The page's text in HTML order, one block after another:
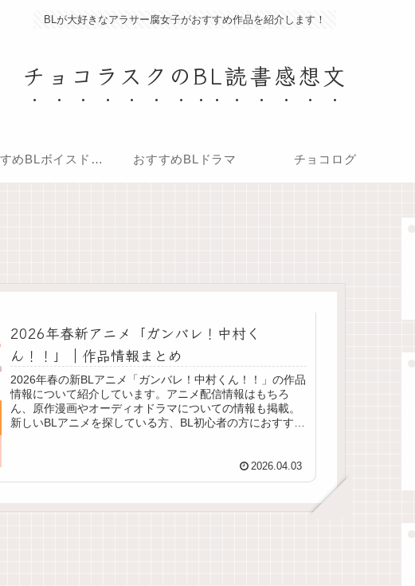
BLが大好きなアラサー腐女子がおすすめ作品を紹介します！
チョコラスクのBL読書感想文
おすすめBLボイスドラマ おすすめBLドラマ チョコログ
2026年春新アニメ「ガンバレ！中村く
ん！！」｜作品情報まとめ
2026年春の新BLアニメ「ガンバレ！中村くん！！」の作品
情報について紹介しています。アニメ配信情報はもちろ
ん、原作漫画やオーディオドラマについての情報も掲載。
新しいBLアニメを探している方、BL初心者の方におすすめ
2026.04.03